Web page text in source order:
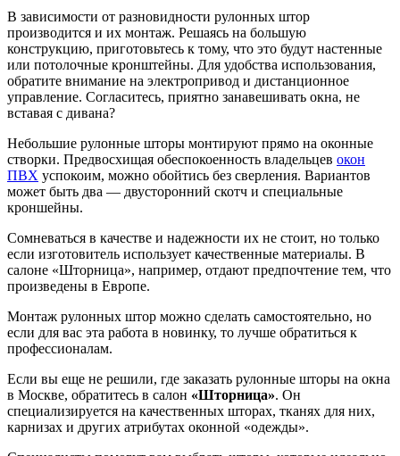
В зависимости от разновидности рулонных штор
производится и их монтаж. Решаясь на большую
конструкцию, приготовьтесь к тому, что это будут настенные
или потолочные кронштейны. Для удобства использования,
обратите внимание на электропривод и дистанционное
управление. Согласитесь, приятно занавешивать окна, не
вставая с дивана?
Небольшие рулонные шторы монтируют прямо на оконные
створки. Предвосхищая обеспокоенность владельцев окон
ПВХ успокоим, можно обойтись без сверления. Вариантов
может быть два — двусторонний скотч и специальные
кроншейны.
Сомневаться в качестве и надежности их не стоит, но только
если изготовитель использует качественные материалы. В
салоне «Шторница», например, отдают предпочтение тем, что
произведены в Европе.
Монтаж рулонных штор можно сделать самостоятельно, но
если для вас эта работа в новинку, то лучше обратиться к
профессионалам.
Если вы еще не решили, где заказать рулонные шторы на окна
в Москве, обратитесь в салон «Шторница». Он
специализируется на качественных шторах, тканях для них,
карнизах и других атрибутах оконной «одежды».